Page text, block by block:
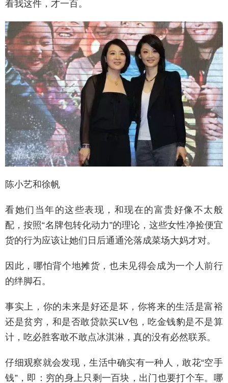
看我这件，才一百。
陈小艺和徐帆
看她们当年的这些表现，和现在的富贵好像不太般
配，按照“名牌包转化动力”的理论，这些女性净捡便宜
货的行为应该让她们日后通通沦落成菜场大妈才对。
因此，哪怕背个地摊货，也未见得会成为一个人前行
的绊脚石。
事实上，你的未来是好还是坏，你将来的生活是富裕
还是贫穷，和是否敢贷款买LV包，吃金钱豹是不是算
计，吃必胜客敢不敢点冰淇淋，真的没有必然联系。
仔细观察就会发现，生活中确实有一种人，敢花“空手
钱”，即：穷的身上只剩一百块，出门也要打个车。哪